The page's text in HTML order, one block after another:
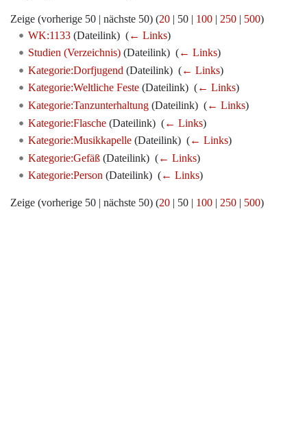
Zeige (vorherige 50 | nächste 50) (20 | 50 | 100 | 250 | 500)
WK:1133(Dateilink) ‎ (← Links)
Studien (Verzeichnis)(Dateilink) ‎ (← Links)
Kategorie:Dorfjugend (Dateilink) ‎ (← Links)
Kategorie:Weltliche Feste(Dateilink) ‎ (← Links)
Kategorie:Tanzunterhaltung(Dateilink) ‎ (← Links)
Kategorie:Flasche(Dateilink) ‎ (← Links)
Kategorie:Musikkapelle(Dateilink) ‎ (← Links)
Kategorie:Gefäß(Dateilink) ‎ (← Links)
Kategorie:Person(Dateilink) ‎ (← Links)
Zeige (vorherige 50 nächste 50) (20 50 100 250 500)